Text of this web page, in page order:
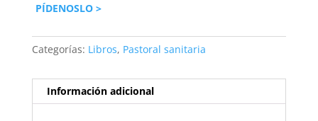
PÍDENOSLO >
Categorías: Libros, Pastoral sanitaria
Información adicional